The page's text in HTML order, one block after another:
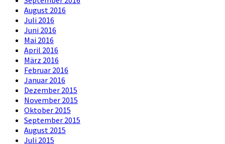
August 2016
Juli 2016
Juni 2016
Mai 2016
April 2016
März 2016
Februar 2016
Januar 2016
Dezember 2015
November 2015
Oktober 2015
September 2015
August 2015
Juli 2015